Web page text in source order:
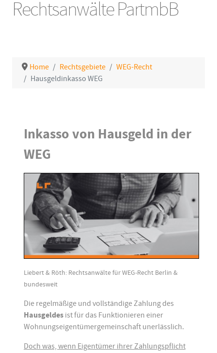
Rechtsanwälte PartmbB
Home Rechtsgebiete
WEG-Recht
Hausgeldinkasso WEG
Details
Inkasso von Hausgeld in der
WEG
Liebert & Röth: Rechtsanwälte für WEG-Recht Berlin &
bundesweit
Die regelmäßige und vollständige Zahlung des
Hausgeldes ist für das Funktionieren einer
Wohnungseigentümergemeinschaft unerlässlich.
Doch was, wenn Eigentümer ihrer Zahlungspflicht